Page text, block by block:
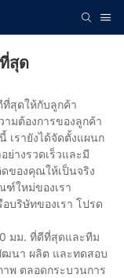
สุด
สุดให้กับลูกค้า
มต้องการของลูกค้า
เรายังได้จัดตั้งแผนก
ย่างรวดเร็วและมี
ของคุณให้เป็นจริง
ฑ์ใหม่ของเรา
บริษัทของเรา โปรด
มม. ที่ดีที่สุดและทีม
ฒนา ผลิต และทดสอบ
พ ตลอดกระบวนการ